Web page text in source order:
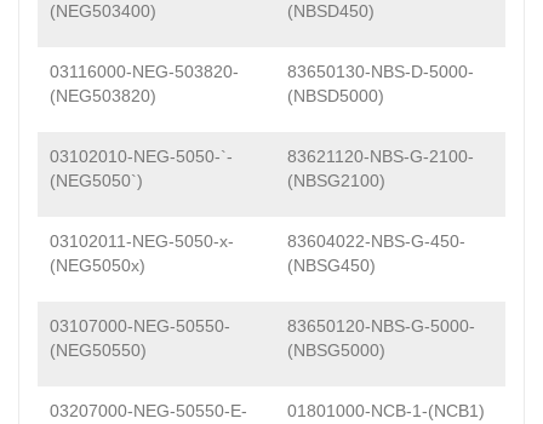
(NEG503400)
(NBSD450)
03116000-NEG-503820-
(NEG503820)
83650130-NBS-D-5000-
(NBSD5000)
03102010-NEG-5050-`-
(NEG5050`)
83621120-NBS-G-2100-
(NBSG2100)
03102011-NEG-5050-x-
(NEG5050x)
83604022-NBS-G-450-
(NBSG450)
03107000-NEG-50550-
(NEG50550)
83650120-NBS-G-5000-
(NBSG5000)
03207000-NEG-50550-E-
01801000-NCB-1-(NCB1)